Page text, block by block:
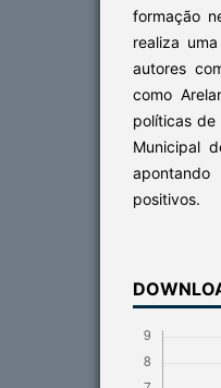
formação
realiza
autores
como
políticas de
Municipal
positivos.